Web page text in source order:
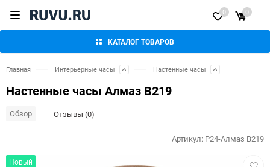
КАТАЛОГ ТОВАРОВ
0 0
Главная Интерьерные часы Настенные часы
Настенные часы Алмаз В219
Обзор Отзывы (0)
Новый
Артикул: P24-Алмаз В219